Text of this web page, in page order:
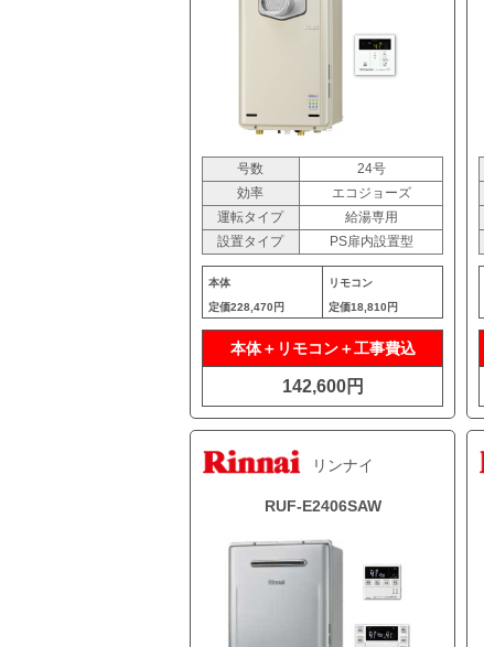
号数
24号
効率
エコジョーズ
運転タイプ
給湯専用
設置タイプ
PS扉内設置型
本体
定価228,470円
リモコン
定価18,810円
本体＋リモコン＋工事費込
142,600円
リンナイ
RUF-E2406SAW